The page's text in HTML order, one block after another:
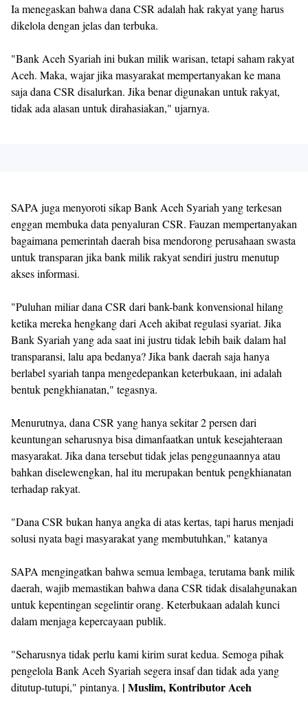
Ia menegaskan bahwa dana CSR adalah hak rakyat yang harus
dikelola dengan jelas dan terbuka.
"Bank Aceh Syariah ini bukan milik warisan, tetapi saham rakyat
Aceh. Maka, wajar jika masyarakat mempertanyakan ke mana
saja dana CSR disalurkan. Jika benar digunakan untuk rakyat,
tidak ada alasan untuk dirahasiakan," ujarnya.
SAPA juga menyoroti sikap Bank Aceh Syariah yang terkesan
enggan membuka data penyaluran CSR. Fauzan mempertanyakan
bagaimana pemerintah daerah bisa mendorong perusahaan swasta
untuk transparan jika bank milik rakyat sendiri justru menutup
akses informasi.
"Puluhan miliar dana CSR dari bank-bank konvensional hilang
ketika mereka hengkang dari Aceh akibat regulasi syariat. Jika
Bank Syariah yang ada saat ini justru tidak lebih baik dalam hal
transparansi, lalu apa bedanya? Jika bank daerah saja hanya
berlabel syariah tanpa mengedepankan keterbukaan, ini adalah
bentuk pengkhianatan," tegasnya.
Menurutnya, dana CSR yang hanya sekitar 2 persen dari
keuntungan seharusnya bisa dimanfaatkan untuk kesejahteraan
masyarakat. Jika dana tersebut tidak jelas penggunaannya atau
bahkan diselewengkan, hal itu merupakan bentuk pengkhianatan
terhadap rakyat.
"Dana CSR bukan hanya angka di atas kertas, tapi harus menjadi
solusi nyata bagi masyarakat yang membutuhkan," katanya
SAPA mengingatkan bahwa semua lembaga, terutama bank milik
daerah, wajib memastikan bahwa dana CSR tidak disalahgunakan
untuk kepentingan segelintir orang. Keterbukaan adalah kunci
dalam menjaga kepercayaan publik.
"Seharusnya tidak perlu kami kirim surat kedua. Semoga pihak
pengelola Bank Aceh Syariah segera insaf dan tidak ada yang
ditutup-tutupi," pintanya. | Muslim, Kontributor Aceh